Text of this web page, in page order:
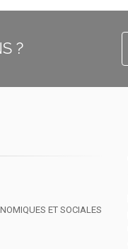
?
ET SOCIALES